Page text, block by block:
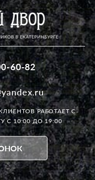
60-82
РАБОТАЕТС
С 10:00 ДО 19:00